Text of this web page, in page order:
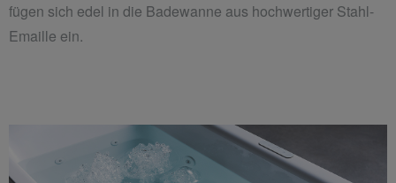
fügen sich edel in die Badewanne aus hochwertiger Stahl-
Emaille ein.